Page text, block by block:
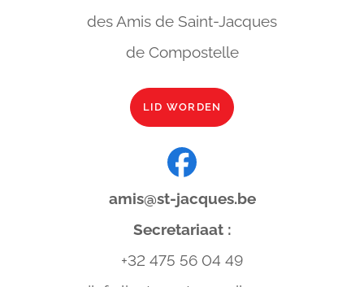
amis@st-jacques.be
Secretariaat :
+32 475 56 04 49
des Amis de Saint-Jacques
de Compostelle
LID WORDEN